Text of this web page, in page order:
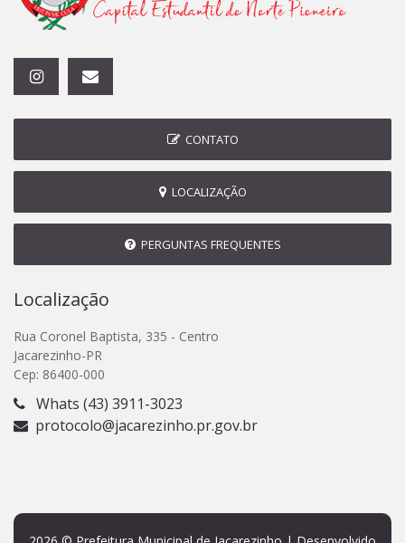
CONTATO
LOCALIZAÇÃO
PERGUNTAS FREQUENTES
Localização
Rua Coronel Baptista, 335 - Centro
Jacarezinho-PR
Cep: 86400-000
Whats (43) 3911-3023
protocolo@jacarezinho.pr.gov.br